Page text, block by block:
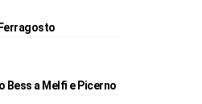
Bess a Melfi e Picerno